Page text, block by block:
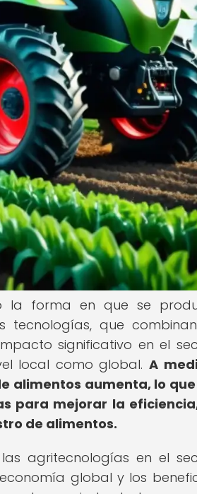
la forma en que se
tecnologías, que
significativo en el
local como global. A
alimentos aumenta, lo
para mejorar la
de alimentos.
agritecnologías en el
global y los